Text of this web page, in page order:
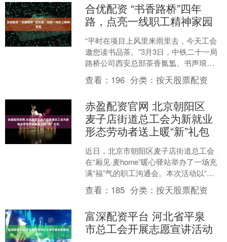
合优配资 “书香路桥”四年
路，点亮一线职工精神家园
“平时在项目上风里来雨里去，今天工会
邀您读书品茶。”3月3日，中铁二十一局
路桥公司西安总部茶香氤氲、书声琅
琅。30余名女职工围坐一堂，手捧《平
凡的世界》《你当像....
查看： 196 分类：按天股票配资
赤盈配资官网 北京朝阳区
麦子店街道总工会为新就业
形态劳动者送上暖“新”礼包
近日，北京市朝阳区麦子店街道总工会
在“厢见·麦home”暖心驿站举办了一场充
满“福”气的职工沟通会。本次活动以“暖
新送福”为主题，将此前“暖‘新’绘福 笔墨
迎春....
查看： 185 分类：按天股票配资
富深配资平台 河北省平泉
市总工会开展志愿宣讲活动